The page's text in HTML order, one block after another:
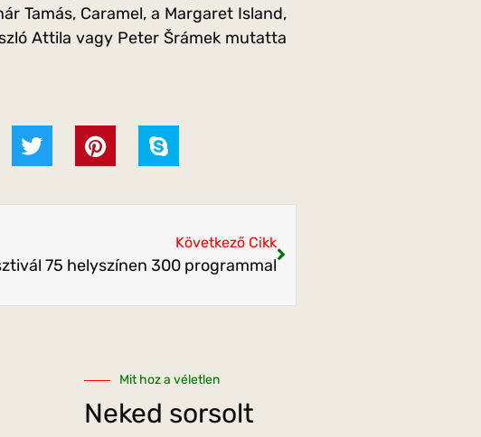
Tamás, Caramel, a Margaret Island,
Attila vagy Peter Šrámek mutatta
Következő Cikk
75 helyszínen 300 programmal
Mit hoz a véletlen
Neked sorsolt